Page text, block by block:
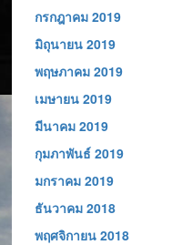
กรกฎาคม 2019
มิถุนายน 2019
พฤษภาคม 2019
เมษายน 2019
มีนาคม 2019
กุมภาพันธ์ 2019
มกราคม 2019
ธันวาคม 2018
พฤศจิกายน 2018